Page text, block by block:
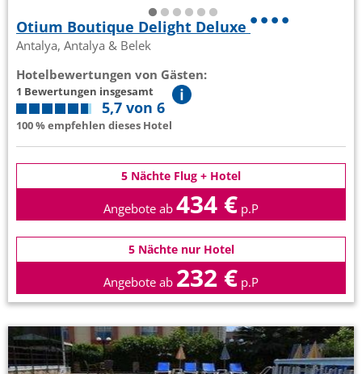
Otium Boutique Delight Deluxe
Antalya, Antalya & Belek
Hotelbewertungen von Gästen:
1 Bewertungen insgesamt
5,7 von 6
100 % empfehlen dieses Hotel
5 Nächte Flug + Hotel
Angebote ab 434 € p.P
5 Nächte nur Hotel
Angebote ab 232 € p.P